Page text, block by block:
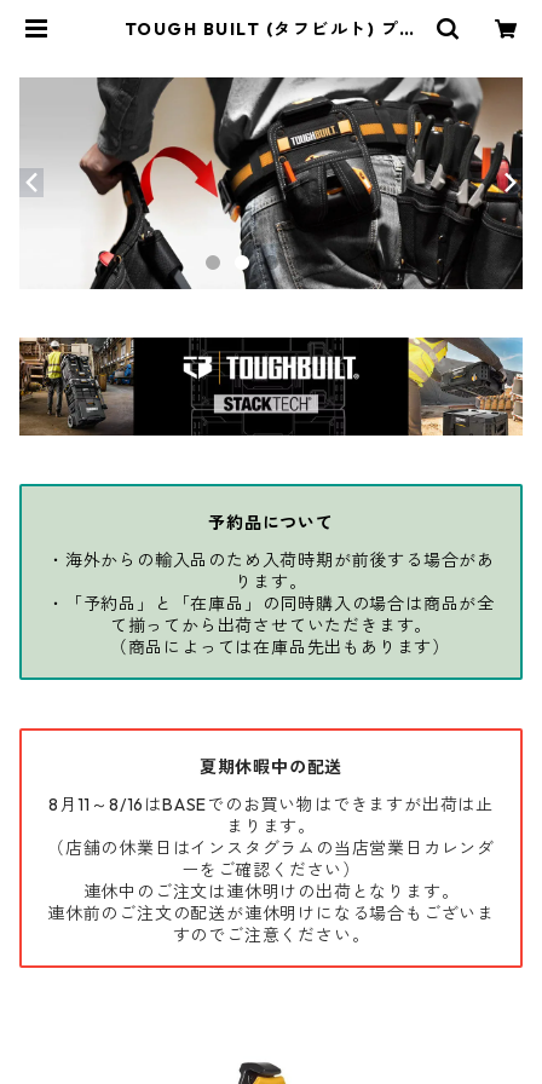
TOUGH BUILT (タフビルト) プラ
予約品について
・海外からの輸入品のため入荷時期が前後する場合があ
ります。
・「予約品」と「在庫品」の同時購入の場合は商品が全
て揃ってから出荷させていただきます。
（商品によっては在庫品先出もあります）
夏期休暇中の配送
8月11～8/16はBASEでのお買い物はできますが出荷は止
まります。
（店舗の休業日はインスタグラムの当店営業日カレンダ
ーをご確認ください）
連休中のご注文は連休明けの出荷となります。
連休前のご注文の配送が連休明けになる場合もございま
すのでご注意ください。